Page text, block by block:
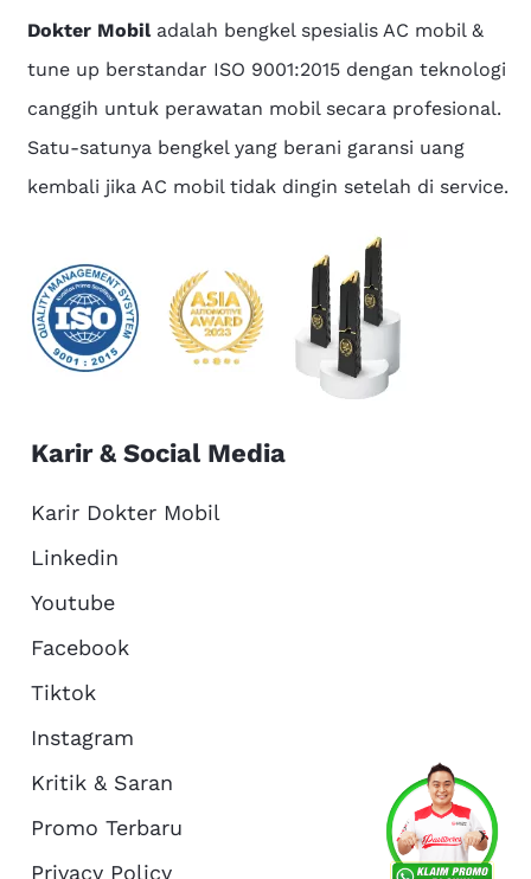
About Us
Dokter Mobiladalah bengkel spesialis AC mobil &
tune up berstandar ISO 9001:2015 dengan teknologi
canggih untuk perawatan mobil secara profesional.
Satu-satunya bengkel yang berani garansi uang
kembali jika AC mobil tidak dingin setelah di service.
Karir & Social Media
Karir Dokter Mobil
Linkedin
Youtube
Facebook
Tiktok
Instagram
Kritik & Saran
Promo Terbaru
Privacy Policy